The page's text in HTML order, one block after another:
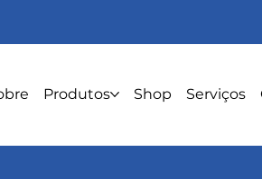
Produtos Shop Serviços